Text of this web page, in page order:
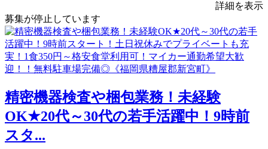
詳細を表示
募集が停止しています
精密機器検査や梱包業務！未経験
OK★20代～30代の若手活躍中！9時前
スタ...